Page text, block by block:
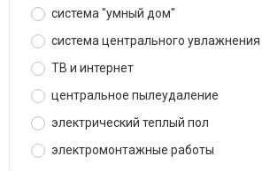
система "умный дом"
система центрального увлажнения
ТВ и интернет
центральное пылеудаление
электрический теплый пол
электромонтажные работы